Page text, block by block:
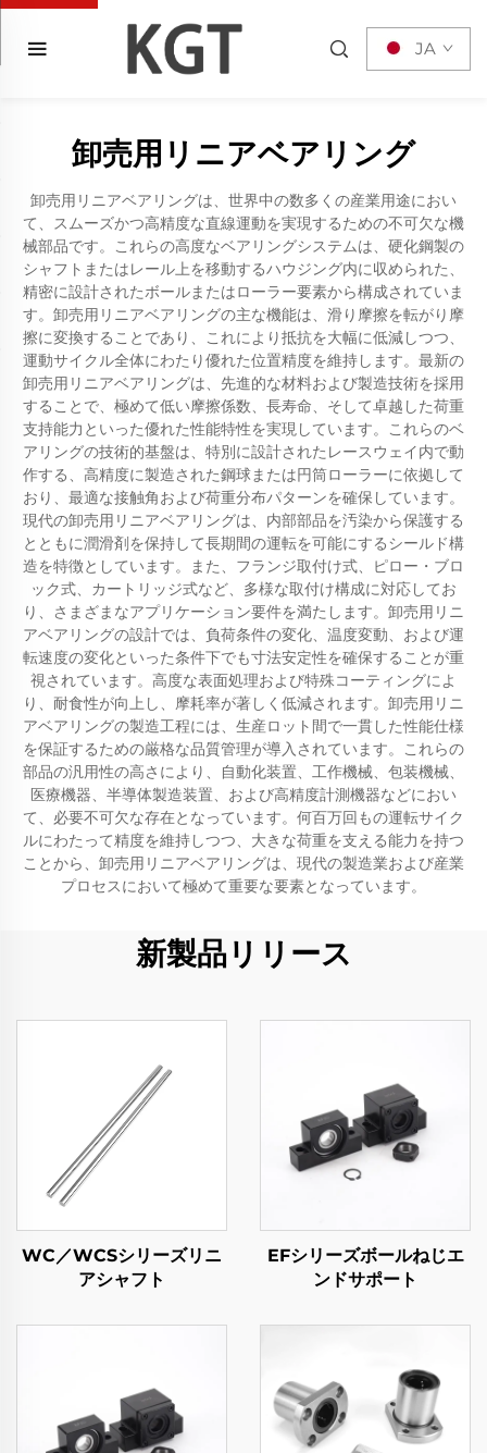
JA
卸売用リニアベアリング
卸売用リニアベアリングは、世界中の数多くの産業用途におい
て、スムーズかつ高精度な直線運動を実現するための不可欠な機
械部品です。これらの高度なベアリングシステムは、硬化鋼製の
シャフトまたはレール上を移動するハウジング内に収められた、
精密に設計されたボールまたはローラー要素から構成されていま
す。卸売用リニアベアリングの主な機能は、滑り摩擦を転がり摩
擦に変換することであり、これにより抵抗を大幅に低減しつつ、
運動サイクル全体にわたり優れた位置精度を維持します。最新の
卸売用リニアベアリングは、先進的な材料および製造技術を採用
することで、極めて低い摩擦係数、長寿命、そして卓越した荷重
支持能力といった優れた性能特性を実現しています。これらのベ
アリングの技術的基盤は、特別に設計されたレースウェイ内で動
作する、高精度に製造された鋼球または円筒ローラーに依拠して
おり、最適な接触角および荷重分布パターンを確保しています。
現代の卸売用リニアベアリングは、内部部品を汚染から保護する
とともに潤滑剤を保持して長期間の運転を可能にするシールド構
造を特徴としています。また、フランジ取付け式、ピロー・ブロ
ック式、カートリッジ式など、多様な取付け構成に対応してお
り、さまざまなアプリケーション要件を満たします。卸売用リニ
アベアリングの設計では、負荷条件の変化、温度変動、および運
転速度の変化といった条件下でも寸法安定性を確保することが重
視されています。高度な表面処理および特殊コーティングによ
り、耐食性が向上し、摩耗率が著しく低減されます。卸売用リニ
アベアリングの製造工程には、生産ロット間で一貫した性能仕様
を保証するための厳格な品質管理が導入されています。これらの
部品の汎用性の高さにより、自動化装置、工作機械、包装機械、
医療機器、半導体製造装置、および高精度計測機器などにおい
て、必要不可欠な存在となっています。何百万回もの運転サイク
ルにわたって精度を維持しつつ、大きな荷重を支える能力を持つ
ことから、卸売用リニアベアリングは、現代の製造業および産業
プロセスにおいて極めて重要な要素となっています。
新製品リリース
WC／WCSシリーズリニ
アシャフト
EFシリーズボールねじエ
ンドサポート